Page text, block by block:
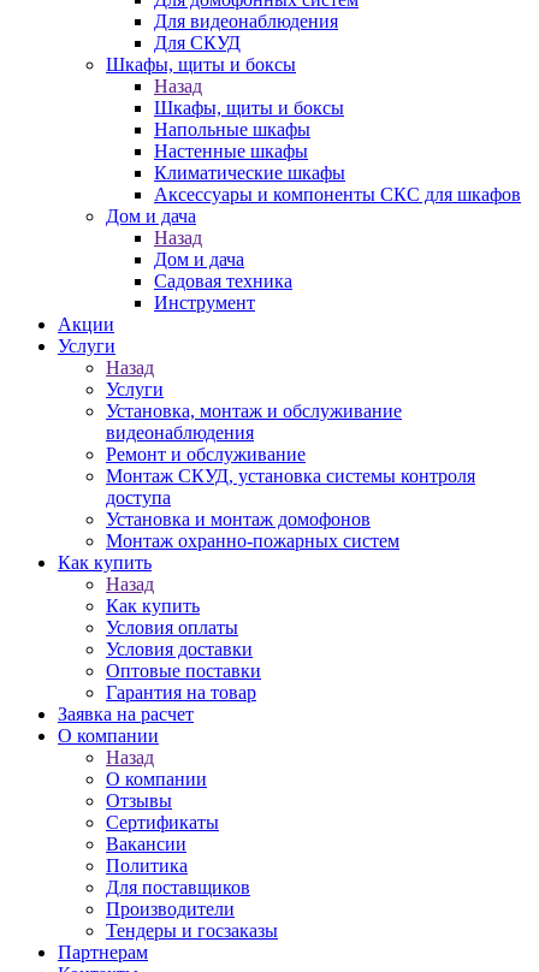
Для видеонаблюдения
Для СКУД
Шкафы, щиты и боксы
Назад
Шкафы, щиты и боксы
Напольные шкафы
Настенные шкафы
Климатические шкафы
Аксессуары и компоненты СКС для шкафов
Дом и дача
Назад
Дом и дача
Садовая техника
Инструмент
Акции
Услуги
Назад
Услуги
Установка, монтаж и обслуживание
видеонаблюдения
Ремонт и обслуживание
Монтаж СКУД, установка системы контроля
доступа
Установка и монтаж домофонов
Монтаж охранно-пожарных систем
Как купить
Назад
Как купить
Условия оплаты
Условия доставки
Оптовые поставки
Гарантия на товар
Заявка на расчет
О компании
Назад
О компании
Отзывы
Сертификаты
Вакансии
Политика
Для поставщиков
Производители
Тендеры и госзаказы
Партнерам